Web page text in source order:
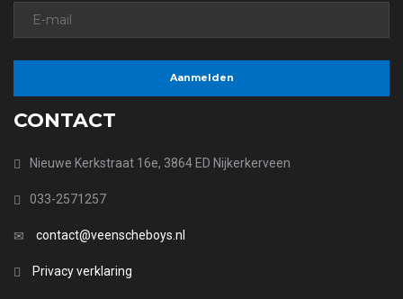
CONTACT
Nieuwe Kerkstraat 16e, 3864 ED Nijkerkerveen
033-2571257
contact@veenscheboys.nl
Privacy verklaring